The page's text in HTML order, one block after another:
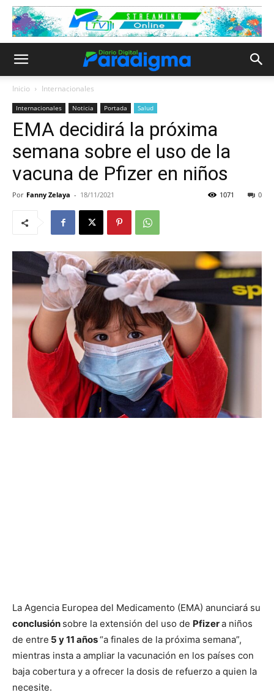
Inicio Internacionales
Internacionales Noticia Portada Salud
EMA decidirá la próxima
semana sobre el uso de la
vacuna de Pfizer en niños
Por Fanny Zelaya - 18/11/2021 0
1071
La Agencia Europea del Medicamento (EMA) anunciará su
conclusión sobre la extensión del uso de Pfizera niños
de entre 5 y 11 años“a finales de la próxima semana”,
mientras insta a ampliar la vacunación en los países con
baja cobertura y a ofrecer la dosis de refuerzo a quien la
necesite.